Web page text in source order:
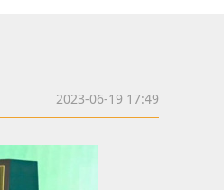
2023-06-19 17:49